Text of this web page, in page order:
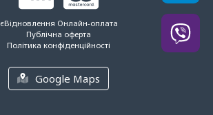
єВідновлення Онлайн-оплата
Публічна оферта
Політика конфіденційності
Google Maps